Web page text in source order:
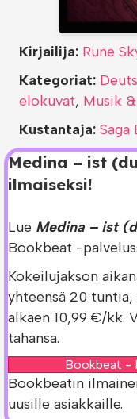
Medina – ist
ilmaiseksi!
Lue Medina – ist
Bookbeat -
Kokeilujakson
yhteensä 20
alkaen 10,99 €/kk.
tahansa.
Bookbeat -
Bookbeatin
uusille asiakkaille.
Kirjailija: Rune
Kategoriat:
elokuvat, Musik
Kustantaja: Saga